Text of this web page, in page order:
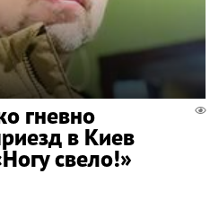
гневно
в Киев
свело!»